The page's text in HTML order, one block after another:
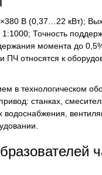
В (0,37…22 кВт);
Точность
момента до
ПЧ относятся к
в технологическом
станках,
водоснабжения,